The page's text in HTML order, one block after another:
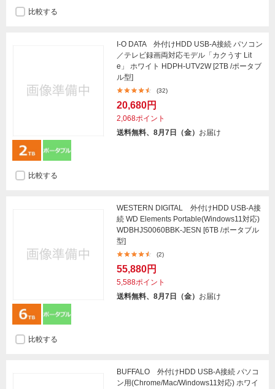
比較する
I-O DATA 外付けHDD USB-A接続 パソコン
／テレビ録画両対応モデル「カクうす Lit
e」 ホワイト HDPH-UTV2W [2TB /ポータブ
ル型]
(32)
20,680円
2,068ポイント
送料無料、8月7日（金） お届け
比較する
WESTERN DIGITAL 外付けHDD USB-A接
続 WD Elements Portable(Windows11対応)
WDBHJS0060BBK-JESN [6TB /ポータブル
型]
(2)
55,880円
5,588ポイント
送料無料、8月7日（金） お届け
比較する
BUFFALO 外付けHDD USB-A接続 パソコ
ン用(Chrome/Mac/Windows11対応) ホワイ